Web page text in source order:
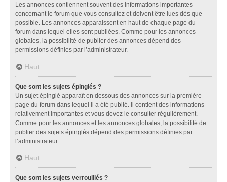
Les annonces contiennent souvent des informations importantes
concernant le forum que vous consultez et doivent être lues dès que
possible. Les annonces apparaissent en haut de chaque page du
forum dans lequel elles sont publiées. Comme pour les annonces
globales, la possibilité de publier des annonces dépend des
permissions définies par l’administrateur.
Haut
Que sont les sujets épinglés ?
Un sujet épinglé apparaît en dessous des annonces sur la première
page du forum dans lequel il a été publié. il contient des informations
relativement importantes et vous devez le consulter régulièrement.
Comme pour les annonces et les annonces globales, la possibilité de
publier des sujets épinglés dépend des permissions définies par
l’administrateur.
Haut
Que sont les sujets verrouillés ?